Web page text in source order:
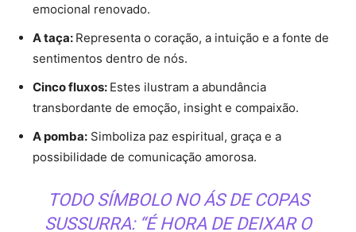
emocional renovado.
A taça: Representa o coração, a intuição e a fonte de
sentimentos dentro de nós.
Cinco fluxos: Estes ilustram a abundância
transbordante de emoção, insight e compaixão.
A pomba: Simboliza paz espiritual, graça e a
possibilidade de comunicação amorosa.
TODO SÍMBOLO NO ÁS DE COPAS
SUSSURRA: “É HORA DE DEIXAR O